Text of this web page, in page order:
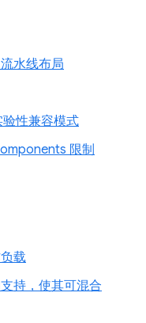
水线布局
性兼容模式
限制
载
持，使其可混合